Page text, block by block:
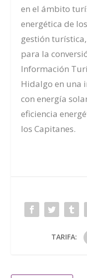
en el ámbito
energética de
gestión
para la
Información
Hidalgo en una
con energía
eficiencia
los Capitanes.
TARIFA: